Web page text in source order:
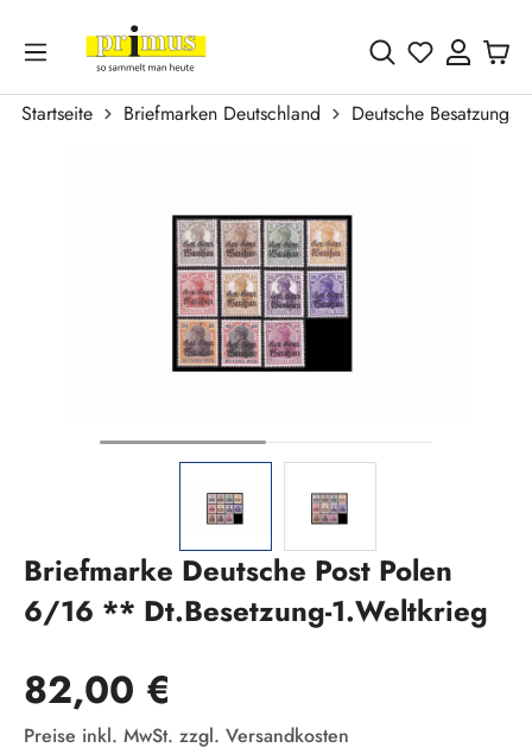
Zum Hauptinhalt springen
Du hast 0
Startseite Briefmarken Deutschland
Deutsche
Briefmarke Deutsche Post Polen
6/16 ** Dt.Besetzung-1.Weltkrieg
Regulärer Preis:
82,00 €
Preise inkl. MwSt. zzgl. Versandkosten